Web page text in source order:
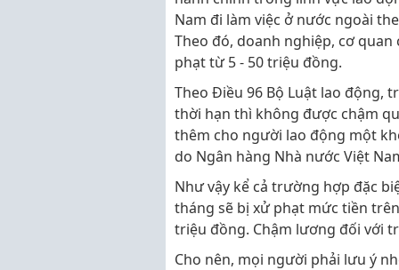
Nam đi làm việc ở nước ngoài
Theo đó, doanh nghiệp, cơ
phạt từ 5 - 50 triệu đồng.
Theo Điều 96 Bộ Luật lao động,
thời hạn thì không được chậm
thêm cho người lao động một
do Ngân hàng Nhà nước Việt
Như vậy kể cả trường hợp đặc
tháng sẽ bị xử phạt mức tiền
triệu đồng. Chậm lương đối với
Cho nên, mọi người phải lưu ý